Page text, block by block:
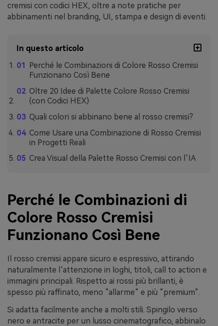
cremisi con codici HEX, oltre a note pratiche per
abbinamenti nel branding, UI, stampa e design di eventi.
In questo articolo
Perché le Combinazioni di Colore Rosso Cremisi
Funzionano Così Bene
Oltre 20 Idee di Palette Colore Rosso Cremisi
(con Codici HEX)
Quali colori si abbinano bene al rosso cremisi?
Come Usare una Combinazione di Rosso Cremisi
in Progetti Reali
Crea Visual della Palette Rosso Cremisi con l’IA
Perché le Combinazioni di
Colore Rosso Cremisi
Funzionano Così Bene
Il rosso cremisi appare sicuro e espressivo, attirando
naturalmente l’attenzione in loghi, titoli, call to action e
immagini principali. Rispetto ai rossi più brillanti, è
spesso più raffinato, meno “allarme” e più “premium”.
Si adatta facilmente anche a molti stili. Spingilo verso
nero e antracite per un lusso cinematografico, abbinalo